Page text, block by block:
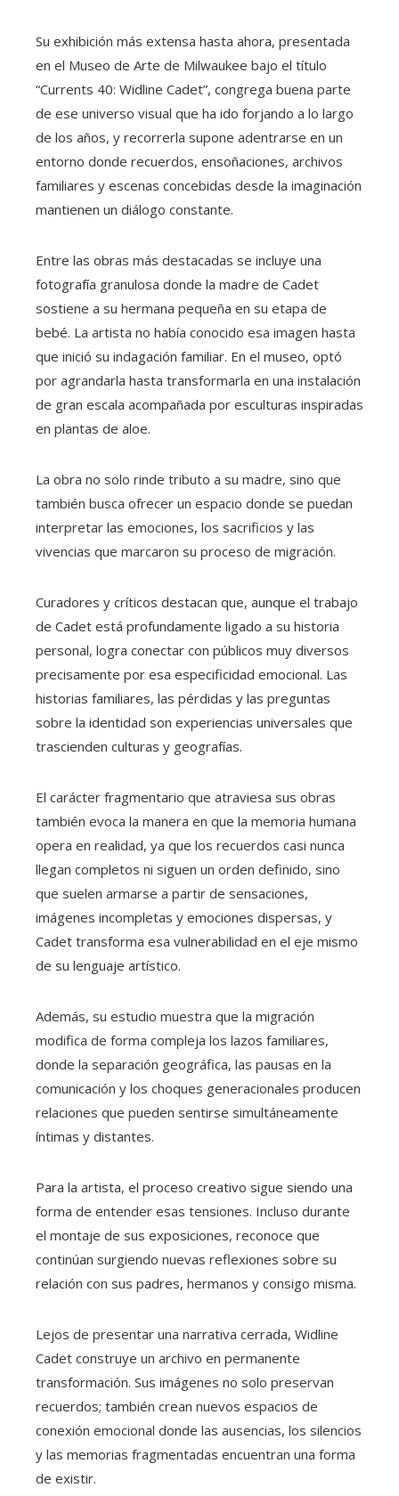
Su exhibición más extensa hasta ahora, presentada
en el Museo de Arte de Milwaukee bajo el título
“Currents 40: Widline Cadet”, congrega buena parte
de ese universo visual que ha ido forjando a lo largo
de los años, y recorrerla supone adentrarse en un
entorno donde recuerdos, ensoñaciones, archivos
familiares y escenas concebidas desde la imaginación
mantienen un diálogo constante.
Entre las obras más destacadas se incluye una
fotografía granulosa donde la madre de Cadet
sostiene a su hermana pequeña en su etapa de
bebé. La artista no había conocido esa imagen hasta
que inició su indagación familiar. En el museo, optó
por agrandarla hasta transformarla en una instalación
de gran escala acompañada por esculturas inspiradas
en plantas de aloe.
La obra no solo rinde tributo a su madre, sino que
también busca ofrecer un espacio donde se puedan
interpretar las emociones, los sacrificios y las
vivencias que marcaron su proceso de migración.
Curadores y críticos destacan que, aunque el trabajo
de Cadet está profundamente ligado a su historia
personal, logra conectar con públicos muy diversos
precisamente por esa especificidad emocional. Las
historias familiares, las pérdidas y las preguntas
sobre la identidad son experiencias universales que
trascienden culturas y geografías.
El carácter fragmentario que atraviesa sus obras
también evoca la manera en que la memoria humana
opera en realidad, ya que los recuerdos casi nunca
llegan completos ni siguen un orden definido, sino
que suelen armarse a partir de sensaciones,
imágenes incompletas y emociones dispersas, y
Cadet transforma esa vulnerabilidad en el eje mismo
de su lenguaje artístico.
Además, su estudio muestra que la migración
modifica de forma compleja los lazos familiares,
donde la separación geográfica, las pausas en la
comunicación y los choques generacionales producen
relaciones que pueden sentirse simultáneamente
íntimas y distantes.
Para la artista, el proceso creativo sigue siendo una
forma de entender esas tensiones. Incluso durante
el montaje de sus exposiciones, reconoce que
continúan surgiendo nuevas reflexiones sobre su
relación con sus padres, hermanos y consigo misma.
Lejos de presentar una narrativa cerrada, Widline
Cadet construye un archivo en permanente
transformación. Sus imágenes no solo preservan
recuerdos; también crean nuevos espacios de
conexión emocional donde las ausencias, los silencios
y las memorias fragmentadas encuentran una forma
de existir.